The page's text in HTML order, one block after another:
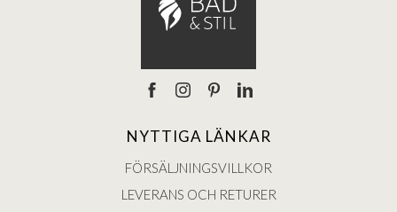
NYTTIGA LÄNKAR
FÖRSÄLJNINGSVILLKOR
LEVERANS OCH RETURER